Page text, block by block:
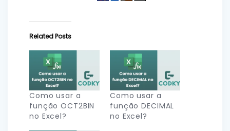
Related Posts
Como usar a
função OCT2BIN
no Excel?
Como usar a
função DECIMAL
no Excel?